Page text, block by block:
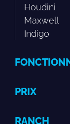
Houdini
Maxwell
Indigo
PRIX
RANCH